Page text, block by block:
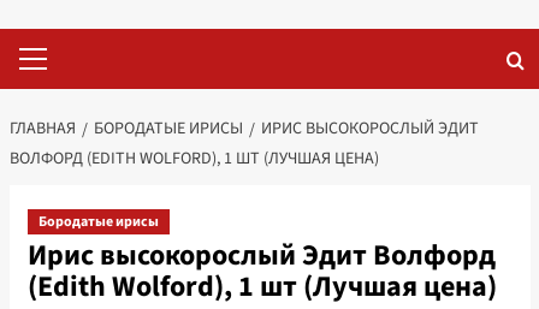
меню
ГЛАВНАЯ БОРОДАТЫЕ ИРИСЫ
ИРИС ВЫСОКОРОСЛЫЙ ЭДИТ
ВОЛФОРД (EDITH WOLFORD), 1 ШТ (ЛУЧШАЯ ЦЕНА)
Бородатые ирисы
Ирис высокорослый Эдит Волфорд
(Edith Wolford), 1 шт (Лучшая цена)